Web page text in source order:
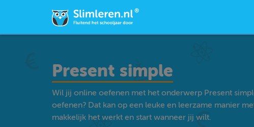
Present simple
Wil jij online oefenen met het onderwerp Present
oefenen? Dat kan op een leuke en leerzame manier
makkelijk het werkt en start wanneer jij wilt.